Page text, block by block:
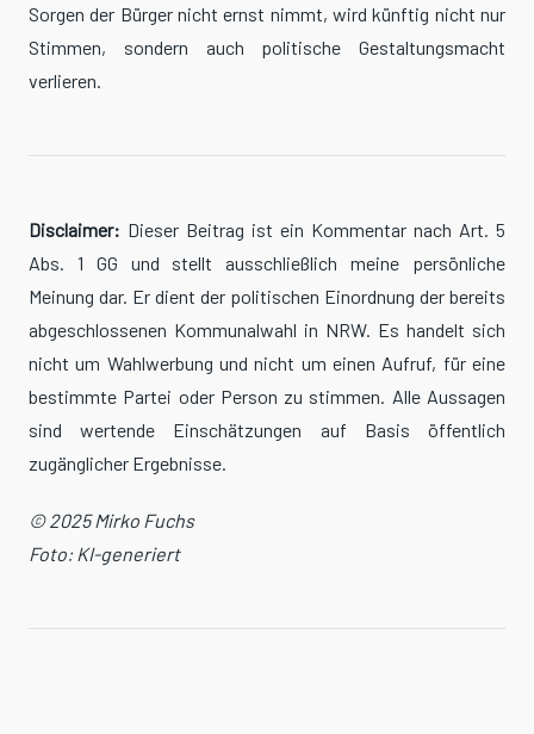
Sorgen der Bürger nicht ernst nimmt, wird künftig nicht nur
Stimmen, sondern auch politische Gestaltungsmacht
verlieren.
Disclaimer: Dieser Beitrag ist ein Kommentar nach Art. 5
Abs. 1 GG und stellt ausschließlich meine persönliche
Meinung dar. Er dient der politischen Einordnung der bereits
abgeschlossenen Kommunalwahl in NRW. Es handelt sich
nicht um Wahlwerbung und nicht um einen Aufruf, für eine
bestimmte Partei oder Person zu stimmen. Alle Aussagen
sind wertende Einschätzungen auf Basis öffentlich
zugänglicher Ergebnisse.
© 2025 Mirko Fuchs
Foto: KI-generiert